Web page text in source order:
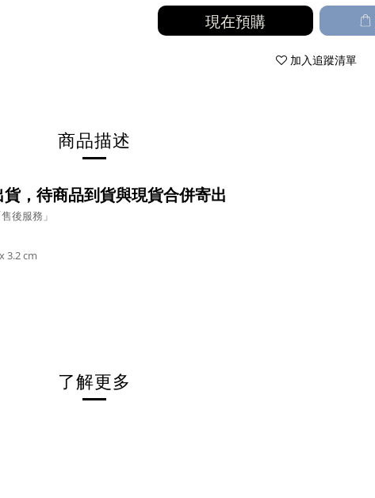
現在預購
加入追蹤清單
商品描述
貨，待商品到貨與現貨合併寄出
後服務」
3.2 cm
了解更多